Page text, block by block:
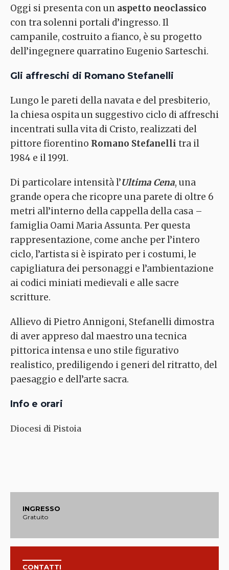
Oggi si presenta con un aspetto neoclassico
con tra solenni portali d’ingresso. Il
campanile, costruito a fianco, è su progetto
dell’ingegnere quarratino Eugenio Sarteschi.
Gli affreschi di Romano Stefanelli
Lungo le pareti della navata e del presbiterio,
la chiesa ospita un suggestivo ciclo di affreschi
incentrati sulla vita di Cristo, realizzati del
pittore fiorentino Romano Stefanelli tra il
1984 e il 1991.
Di particolare intensità l’Ultima Cena, una
grande opera che ricopre una parete di oltre 6
metri all’interno della cappella della casa –
famiglia Oami Maria Assunta. Per questa
rappresentazione, come anche per l’intero
ciclo, l’artista si è ispirato per i costumi, le
capigliatura dei personaggi e l’ambientazione
ai codici miniati medievali e alle sacre
scritture.
Allievo di Pietro Annigoni, Stefanelli dimostra
di aver appreso dal maestro una tecnica
pittorica intensa e uno stile figurativo
realistico, prediligendo i generi del ritratto, del
paesaggio e dell’arte sacra.
Info e orari
Diocesi di Pistoia
INGRESSO
Gratuito
CONTATTI